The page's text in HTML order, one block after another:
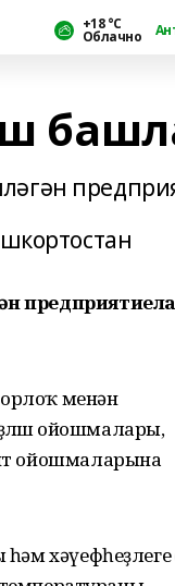
+18 °С
Облачно
менән
ойошмалары,
ойошмаларына
хәүефһеҙлеге